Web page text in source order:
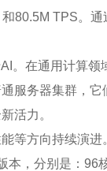
80.5M TPS。
。在通用计算
服务器集群，
活力。
等方向持续演
，分别是：